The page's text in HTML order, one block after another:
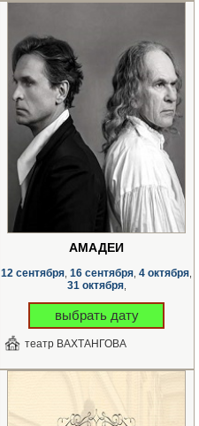
АМАДЕЙ
12 сентября 16 сентября 4 октября
31 октября,
выбрать дату
театр ВАХТАНГОВА